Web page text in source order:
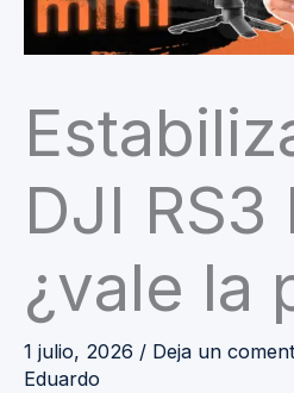
DJI RS3
¿vale la
1 julio, 2026 / Deja un
Eduardo